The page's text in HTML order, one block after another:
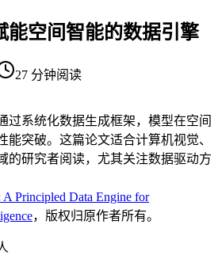
能空间智能的数据引擎
27 分钟阅读
过系统化数据生成框架，模型在空间
能突破。这篇论文适合计算机视觉、
的研究者阅读，尤其关注数据驱动方
A Principled Data Engine for
，版权归原作者所有。